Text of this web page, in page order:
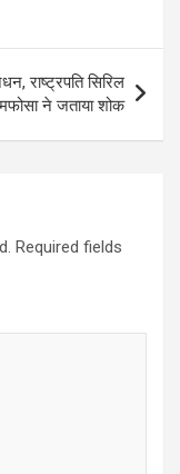
राष्ट्रपति सिरिल
ने जताया शोक
Required fields